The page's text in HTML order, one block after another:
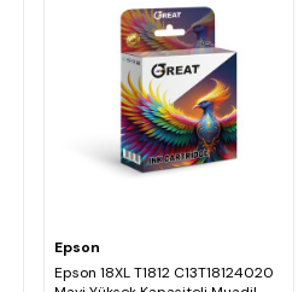
Epson
Epson 18XL T1812 C13T18124020